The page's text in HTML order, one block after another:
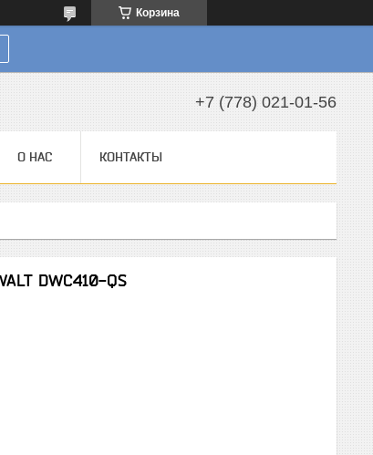
Корзина
+7 (778) 021-01-56
О НАС КОНТАКТЫ
DWC410-QS